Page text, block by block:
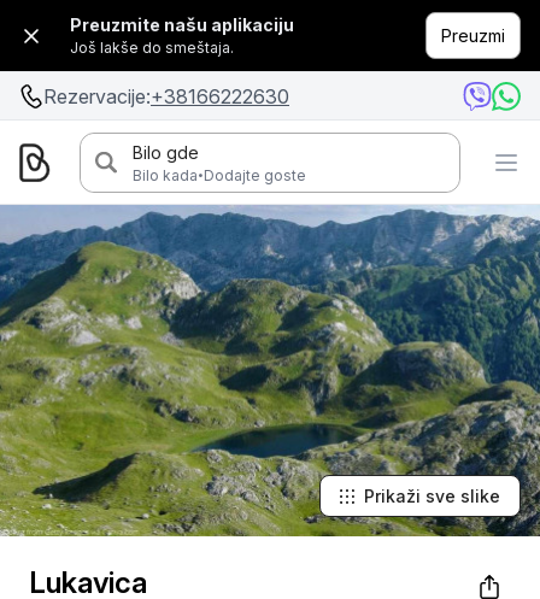
Preuzmite našu aplikaciju
Još lakše do smeštaja.
Preuzmi
Rezervacije:+38166222630
Bilo gde
Bilo kada·Dodajte goste
Prikaži sve slike
Lukavica